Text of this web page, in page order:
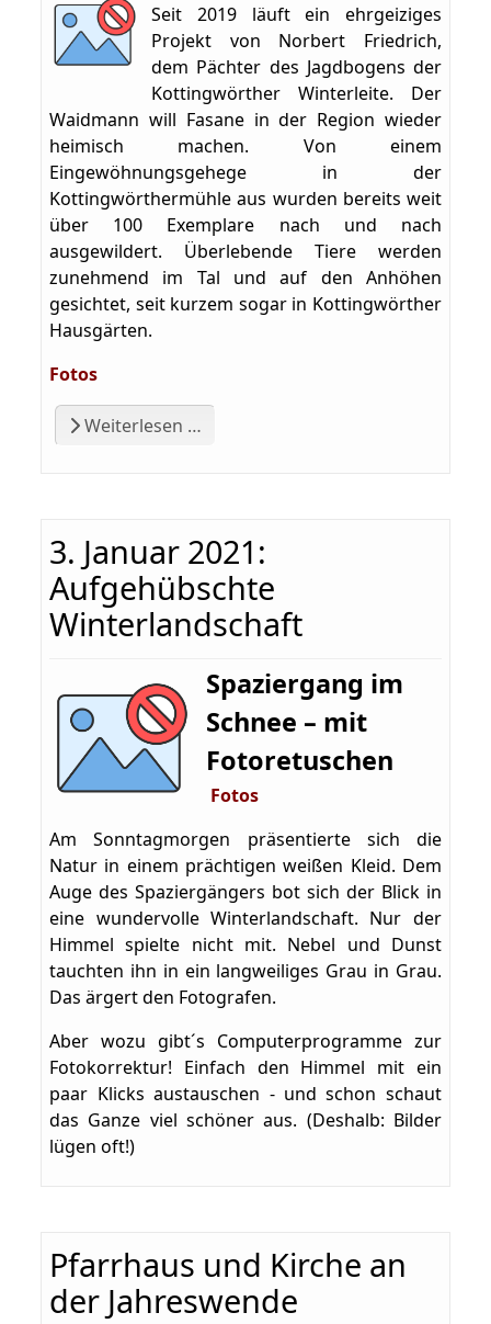
Seit 2019 läuft ein ehrgeiziges
Projekt von Norbert Friedrich,
dem Pächter des Jagdbogens der
Kottingwörther Winterleite. Der
Waidmann will Fasane in der Region wieder
heimisch machen. Von einem
Eingewöhnungsgehege in der
Kottingwörthermühle aus wurden bereits weit
über 100 Exemplare nach und nach
ausgewildert. Überlebende Tiere werden
zunehmend im Tal und auf den Anhöhen
gesichtet, seit kurzem sogar in Kottingwörther
Hausgärten.
Fotos
Weiterlesen …
3. Januar 2021:
Aufgehübschte
Winterlandschaft
Spaziergang im
Schnee – mit
Fotoretuschen
Fotos
Am Sonntagmorgen präsentierte sich die
Natur in einem prächtigen weißen Kleid. Dem
Auge des Spaziergängers bot sich der Blick in
eine wundervolle Winterlandschaft. Nur der
Himmel spielte nicht mit. Nebel und Dunst
tauchten ihn in ein langweiliges Grau in Grau.
Das ärgert den Fotografen.
Aber wozu gibt´s Computerprogramme zur
Fotokorrektur! Einfach den Himmel mit ein
paar Klicks austauschen - und schon schaut
das Ganze viel schöner aus. (Deshalb: Bilder
lügen oft!)
Pfarrhaus und Kirche an
der Jahreswende